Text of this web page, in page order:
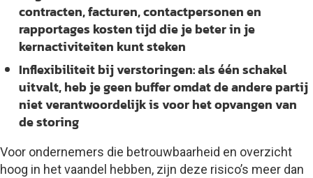
contracten, facturen, contactpersonen en
rapportages kosten tijd die je beter in je
kernactiviteiten kunt steken
Inflexibiliteit bij verstoringen: als één schakel
uitvalt, heb je geen buffer omdat de andere partij
niet verantwoordelijk is voor het opvangen van
de storing
Voor ondernemers die betrouwbaarheid en overzicht
hoog in het vaandel hebben, zijn deze risico’s meer dan